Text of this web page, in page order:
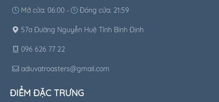
Mở cửa: 06:00 - Đóng cửa: 21:59
57a Đường Nguyễn Huệ Tỉnh Bình Định
096 626 77 22
adiuvatroasters@gmail.com
ĐIỂM ĐẶC TRƯNG